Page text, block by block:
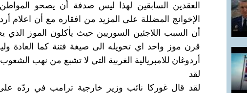
العقدين السابقين لهذا ليس صدفة أن يصحو
الإخوانج المضللة على المزيد من افقاره مع أن اعلام
أن السبب اللاجئين السوريين حيث يأكلون الموز الذي
قرن موز واحد اي تحويله الى صيغة فتنة كما العادة
أردوغان للامبريالية الغربية التي لا تشبع من نهب الشعوب
لقد
لقد قال غوركا نائب وزير خارجية ترامب في ردّه